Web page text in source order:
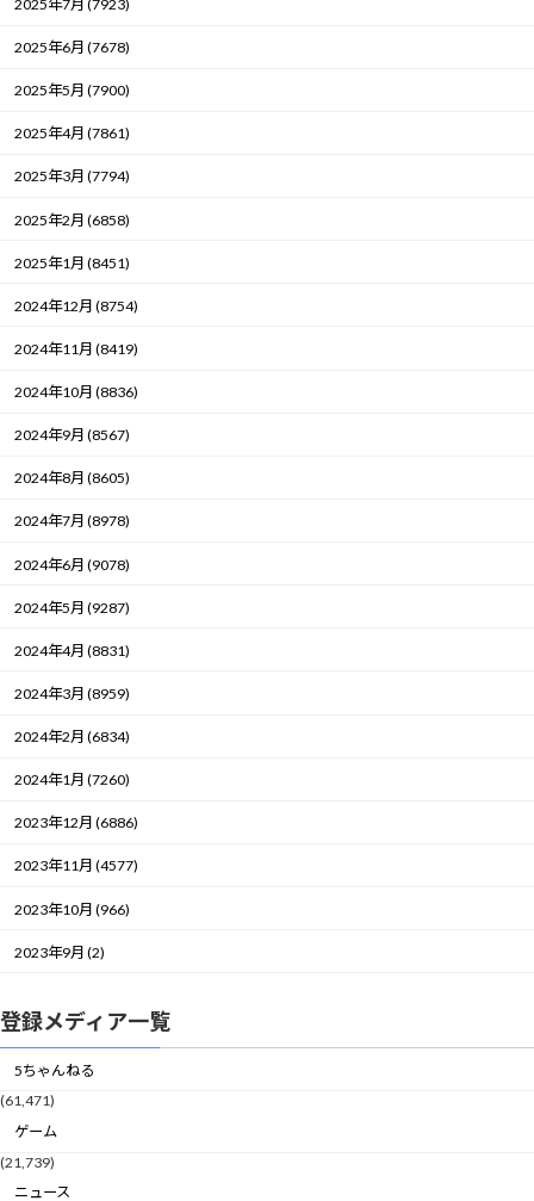
2025年7月 (7923)
2025年6月 (7678)
2025年5月 (7900)
2025年4月 (7861)
2025年3月 (7794)
2025年2月 (6858)
2025年1月 (8451)
2024年12月 (8754)
2024年11月 (8419)
2024年10月 (8836)
2024年9月 (8567)
2024年8月 (8605)
2024年7月 (8978)
2024年6月 (9078)
2024年5月 (9287)
2024年4月 (8831)
2024年3月 (8959)
2024年2月 (6834)
2024年1月 (7260)
2023年12月 (6886)
2023年11月 (4577)
2023年10月 (966)
2023年9月 (2)
登録メディア一覧
5ちゃんねる
(61,471)
ゲーム
(21,739)
ニュース